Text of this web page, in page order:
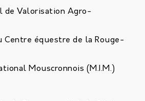
de Valorisation Agro-
Centre équestre de la Rouge-
Mouscronnois (M.I.M.)